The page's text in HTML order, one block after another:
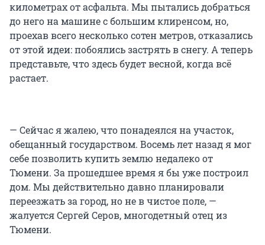
километрах от асфальта. Мы пытались добраться
до него на машине с большим клиренсом, но,
проехав всего несколько сотен метров, отказались
от этой идеи: побоялись застрять в снегу. А теперь
представьте, что здесь будет весной, когда всё
растает.
— Сейчас я жалею, что понадеялся на участок,
обещанный государством. Восемь лет назад я мог
себе позволить купить землю недалеко от
Тюмени. За прошедшее время я бы уже построил
дом. Мы действительно давно планировали
переезжать за город, но не в чистое поле, —
жалуется Сергей Серов, многодетный отец из
Тюмени.